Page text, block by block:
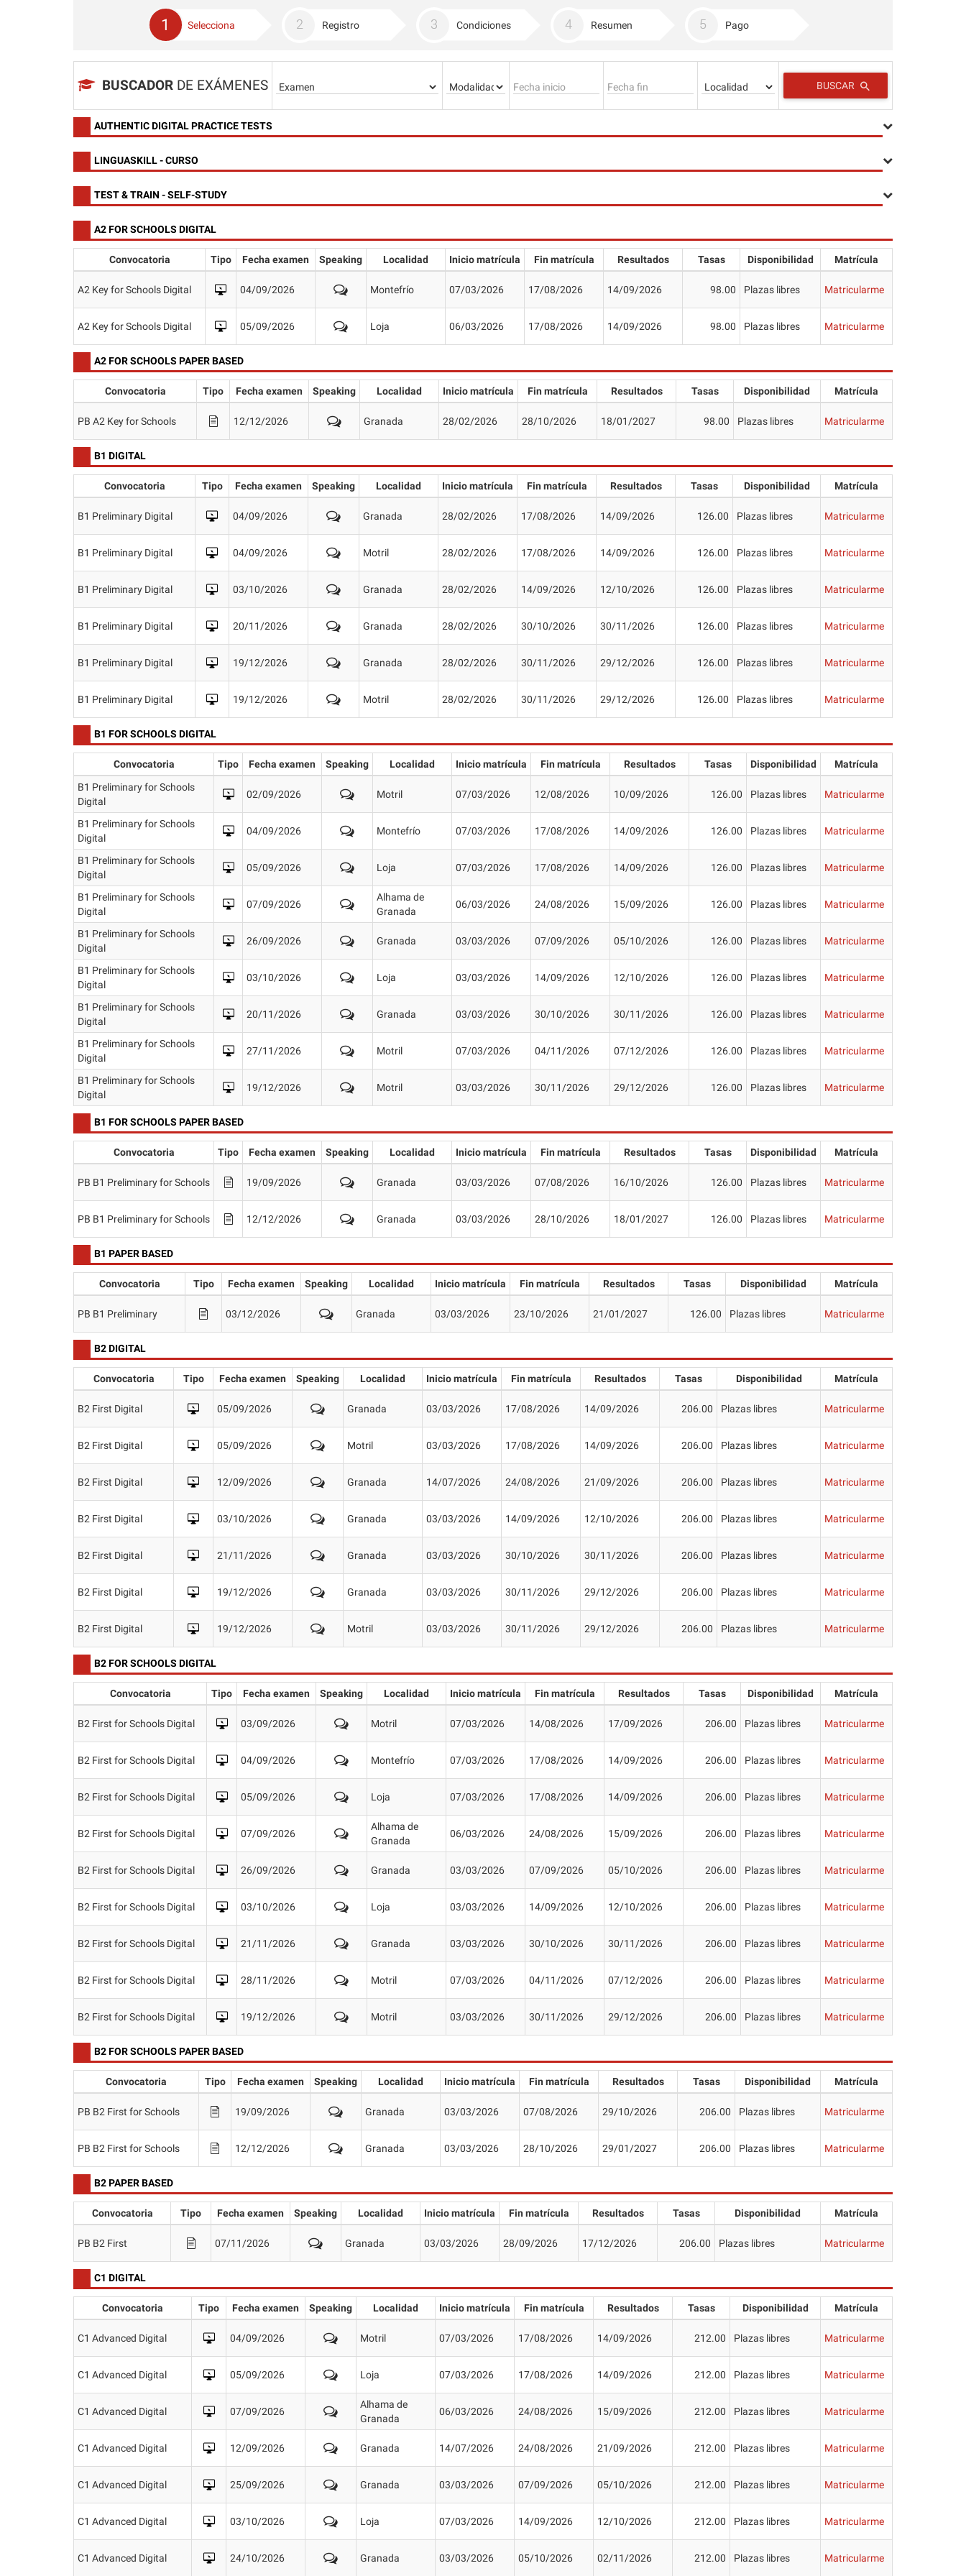
1 Selecciona Registro Condiciones Resumen Pago
BUSCADOR DE EXÁMENES BUSCAR
AUTHENTIC DIGITAL PRACTICE TESTS
LINGUASKILL - CURSO
TEST & TRAIN - SELF-STUDY
A2 FOR SCHOOLS DIGITAL
Convocatoria Tipo Fecha examen Speaking Localidad Inicio matrícula Fin matrícula Resultados Tasas Disponibilidad Matrícula
A2 Key for Schools Digital 04/09/2026 Montefrío 07/03/2026 17/08/2026 14/09/2026 98.00 Plazas libres Matricularme
A2 Key for Schools Digital 05/09/2026 Loja 06/03/2026 17/08/2026 14/09/2026 98.00 Plazas libres Matricularme
A2 FOR SCHOOLS PAPER BASED
Convocatoria Tipo Fecha examen Speaking Localidad Inicio matrícula Fin matrícula Resultados Tasas Disponibilidad Matrícula
PB A2 Key for Schools 12/12/2026 Granada 28/02/2026 28/10/2026 18/01/2027 98.00 Plazas libres Matricularme
B1 DIGITAL
Convocatoria Tipo Fecha examen Speaking Localidad Inicio matrícula Fin matrícula Resultados Tasas Disponibilidad Matrícula
B1 Preliminary Digital 04/09/2026 Granada 28/02/2026 17/08/2026 14/09/2026 126.00 Plazas libres Matricularme
B1 Preliminary Digital 04/09/2026 Motril 28/02/2026 17/08/2026 14/09/2026 126.00 Plazas libres Matricularme
B1 Preliminary Digital 03/10/2026 Granada 28/02/2026 14/09/2026 12/10/2026 126.00 Plazas libres Matricularme
B1 Preliminary Digital 20/11/2026 Granada 28/02/2026 30/10/2026 30/11/2026 126.00 Plazas libres Matricularme
B1 Preliminary Digital 19/12/2026 Granada 28/02/2026 30/11/2026 29/12/2026 126.00 Plazas libres Matricularme
B1 Preliminary Digital 19/12/2026 Motril 28/02/2026 30/11/2026 29/12/2026 126.00 Plazas libres Matricularme
B1 FOR SCHOOLS DIGITAL
Convocatoria Tipo Fecha examen Speaking Localidad Inicio matrícula Fin matrícula Resultados Tasas Disponibilidad
Matrícula
B1 Preliminary for Schools
Digital
02/09/2026 Motril 07/03/2026 12/08/2026 10/09/2026 126.00 Plazas libres Matricularme
B1 Preliminary for Schools
Digital
04/09/2026 Montefrío 07/03/2026 17/08/2026 14/09/2026 126.00 Plazas libres Matricularme
B1 Preliminary for Schools
Digital
05/09/2026 Loja 07/03/2026 17/08/2026 14/09/2026 126.00 Plazas libres Matricularme
B1 Preliminary for Schools
Digital
07/09/2026
Alhama de
Granada
06/03/2026 24/08/2026 15/09/2026 126.00 Plazas libres Matricularme
B1 Preliminary for Schools
Digital
26/09/2026 Granada 03/03/2026 07/09/2026 05/10/2026 126.00 Plazas libres Matricularme
B1 Preliminary for Schools
Digital
03/10/2026 Loja 03/03/2026 14/09/2026 12/10/2026 126.00 Plazas libres Matricularme
B1 Preliminary for Schools
Digital
20/11/2026 Granada 03/03/2026 30/10/2026 30/11/2026 126.00 Plazas libres Matricularme
B1 Preliminary for Schools
Digital
27/11/2026 Motril 07/03/2026 04/11/2026 07/12/2026 126.00 Plazas libres Matricularme
B1 Preliminary for Schools
Digital
19/12/2026 Motril 03/03/2026 30/11/2026 29/12/2026 126.00 Plazas libres Matricularme
B1 FOR SCHOOLS PAPER BASED
Convocatoria Tipo Fecha examen Speaking Localidad Inicio matrícula Fin matrícula Resultados Tasas Disponibilidad Matrícula
PB B1 Preliminary for Schools 19/09/2026 Granada 03/03/2026 07/08/2026 16/10/2026 126.00 Plazas libres Matricularme
PB B1 Preliminary for Schools 12/12/2026 Granada 03/03/2026 28/10/2026 18/01/2027 126.00 Plazas libres Matricularme
B1 PAPER BASED
Convocatoria Tipo Fecha examen Speaking Localidad Inicio matrícula Fin matrícula Resultados Tasas Disponibilidad Matrícula
PB B1 Preliminary 03/12/2026 Granada 03/03/2026 23/10/2026 21/01/2027 126.00 Plazas libres Matricularme
B2 DIGITAL
Convocatoria Tipo Fecha examen Speaking Localidad Inicio matrícula Fin matrícula Resultados Tasas Disponibilidad Matrícula
B2 First Digital 05/09/2026 Granada 03/03/2026 17/08/2026 14/09/2026 206.00 Plazas libres Matricularme
B2 First Digital 05/09/2026 Motril 03/03/2026 17/08/2026 14/09/2026 206.00 Plazas libres Matricularme
B2 First Digital 12/09/2026 Granada 14/07/2026 24/08/2026 21/09/2026 206.00 Plazas libres Matricularme
B2 First Digital 03/10/2026 Granada 03/03/2026 14/09/2026 12/10/2026 206.00 Plazas libres Matricularme
B2 First Digital 21/11/2026 Granada 03/03/2026 30/10/2026 30/11/2026 206.00 Plazas libres Matricularme
B2 First Digital 19/12/2026 Granada 03/03/2026 30/11/2026 29/12/2026 206.00 Plazas libres Matricularme
B2 First Digital 19/12/2026 Motril 03/03/2026 30/11/2026 29/12/2026 206.00 Plazas libres Matricularme
B2 FOR SCHOOLS DIGITAL
Convocatoria Tipo Fecha examen Speaking Localidad Inicio matrícula Fin matrícula Resultados Tasas Disponibilidad Matrícula
B2 First for Schools Digital 03/09/2026 Motril 07/03/2026 14/08/2026 17/09/2026 206.00 Plazas libres Matricularme
B2 First for Schools Digital 04/09/2026 Montefrío 07/03/2026 17/08/2026 14/09/2026 206.00 Plazas libres Matricularme
B2 First for Schools Digital 05/09/2026 Loja 07/03/2026 17/08/2026 14/09/2026 206.00 Plazas libres Matricularme
B2 First for Schools Digital 07/09/2026
Alhama de
Granada
06/03/2026 24/08/2026 15/09/2026 206.00 Plazas libres Matricularme
B2 First for Schools Digital 26/09/2026 Granada 03/03/2026 07/09/2026 05/10/2026 206.00 Plazas libres Matricularme
B2 First for Schools Digital 03/10/2026 Loja 03/03/2026 14/09/2026 12/10/2026 206.00 Plazas libres Matricularme
B2 First for Schools Digital 21/11/2026 Granada 03/03/2026 30/10/2026 30/11/2026 206.00 Plazas libres Matricularme
B2 First for Schools Digital 28/11/2026 Motril 07/03/2026 04/11/2026 07/12/2026 206.00 Plazas libres Matricularme
B2 First for Schools Digital 19/12/2026 Motril 03/03/2026 30/11/2026 29/12/2026 206.00 Plazas libres Matricularme
B2 FOR SCHOOLS PAPER BASED
Convocatoria Tipo Fecha examen Speaking Localidad Inicio matrícula Fin matrícula Resultados Tasas Disponibilidad Matrícula
PB B2 First for Schools 19/09/2026 Granada 03/03/2026 07/08/2026 29/10/2026 206.00 Plazas libres Matricularme
PB B2 First for Schools 12/12/2026 Granada 03/03/2026 28/10/2026 29/01/2027 206.00 Plazas libres Matricularme
B2 PAPER BASED
Convocatoria Tipo Fecha examen Speaking Localidad Inicio matrícula Fin matrícula Resultados Tasas Disponibilidad Matrícula
PB B2 First 07/11/2026 Granada 03/03/2026 28/09/2026 17/12/2026 206.00 Plazas libres Matricularme
C1 DIGITAL
Convocatoria Tipo Fecha examen Speaking Localidad Inicio matrícula Fin matrícula Resultados Tasas Disponibilidad Matrícula
C1 Advanced Digital 04/09/2026 Motril 07/03/2026 17/08/2026 14/09/2026 212.00 Plazas libres Matricularme
C1 Advanced Digital 05/09/2026 Loja 07/03/2026 17/08/2026 14/09/2026 212.00 Plazas libres Matricularme
C1 Advanced Digital 07/09/2026
Alhama de
Granada
06/03/2026 24/08/2026 15/09/2026 212.00 Plazas libres Matricularme
C1 Advanced Digital 12/09/2026 Granada 14/07/2026 24/08/2026 21/09/2026 212.00 Plazas libres Matricularme
C1 Advanced Digital 25/09/2026 Granada 03/03/2026 07/09/2026 05/10/2026 212.00 Plazas libres Matricularme
C1 Advanced Digital 03/10/2026 Loja 07/03/2026 14/09/2026 12/10/2026 212.00 Plazas libres Matricularme
C1 Advanced Digital 24/10/2026 Granada 03/03/2026 05/10/2026 02/11/2026 212.00 Plazas libres Matricularme